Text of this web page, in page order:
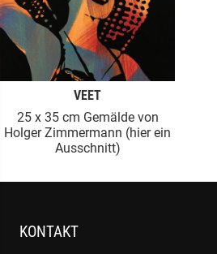
VEET
25 x 35 cm Gemälde von
Holger Zimmermann (hier ein
Ausschnitt)
KONTAKT